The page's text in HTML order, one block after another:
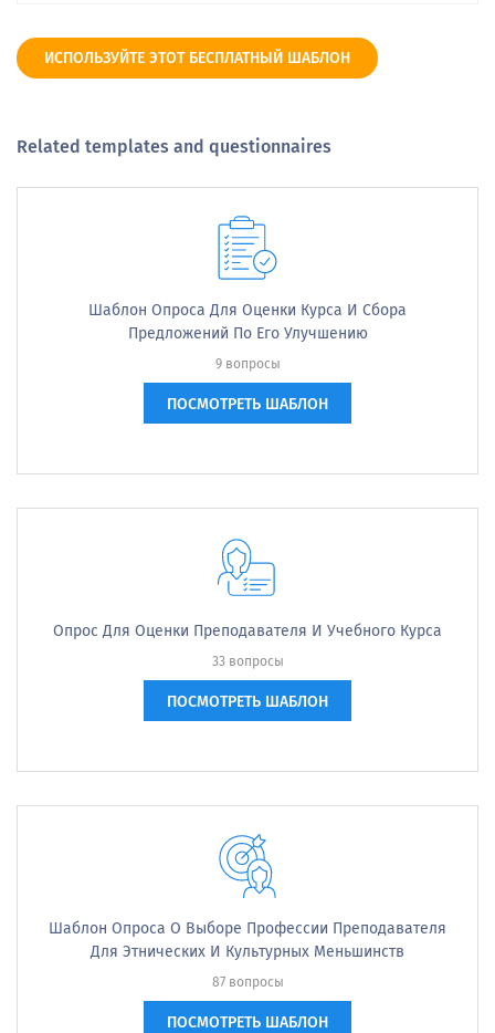
ИСПОЛЬЗУЙТЕ ЭТОТ БЕСПЛАТНЫЙ ШАБЛОН
Related templates and questionnaires
Шаблон Опроса Для Оценки Курса И Сбора
Предложений По Его Улучшению
9 вопросы
ПОСМОТРЕТЬ ШАБЛОН
Опрос Для Оценки Преподавателя И Учебного Курса
33 вопросы
ПОСМОТРЕТЬ ШАБЛОН
Шаблон Опроса О Выборе Профессии Преподавателя
Для Этнических И Культурных Меньшинств
87 вопросы
ПОСМОТРЕТЬ ШАБЛОН